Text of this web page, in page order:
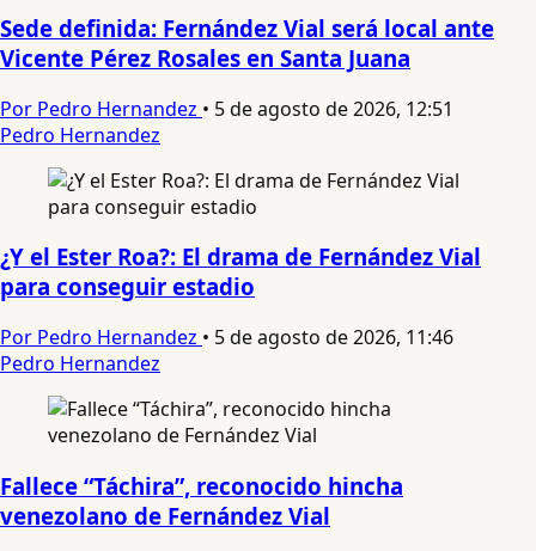
Sede definida: Fernández Vial será local ante
Vicente Pérez Rosales en Santa Juana
Por Pedro Hernandez • 5 de agosto de 2026, 12:51
Pedro Hernandez
¿Y el Ester Roa?: El drama de Fernández Vial
para conseguir estadio
Por Pedro Hernandez • 5 de agosto de 2026, 11:46
Pedro Hernandez
Fallece “Táchira”, reconocido hincha
venezolano de Fernández Vial